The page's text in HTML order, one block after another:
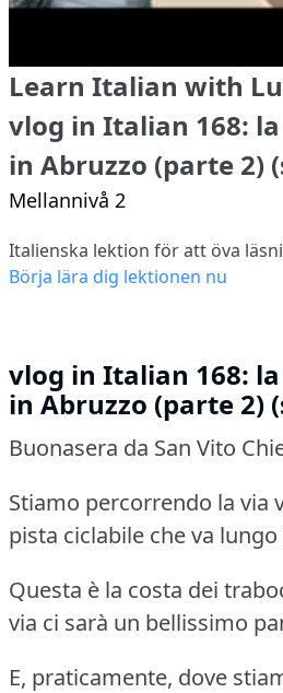
Learn Italian with
vlog in Italian 168:
in Abruzzo (parte 2)
Mellannivå 2
Italienska lektion för att öva
Börja lära dig lektionen nu
vlog in Italian 168:
in Abruzzo (parte 2)
Buonasera da San Vito
Stiamo percorrendo la via
pista ciclabile che va
Questa è la costa dei
via ci sarà un bellissimo
E, praticamente, dove